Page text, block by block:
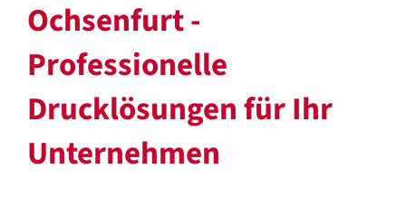
Ochsenfurt -
Professionelle
Drucklösungen für Ihr
Unternehmen